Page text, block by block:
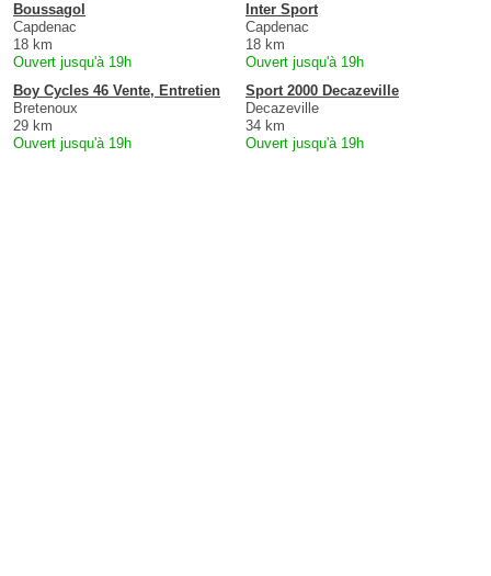
Boussagol
Capdenac
18 km
Ouvert jusqu'à 19h
Inter Sport
Capdenac
18 km
Ouvert jusqu'à 19h
Boy Cycles 46 Vente, Entretien
Bretenoux
29 km
Ouvert jusqu'à 19h
Sport 2000 Decazeville
Decazeville
34 km
Ouvert jusqu'à 19h